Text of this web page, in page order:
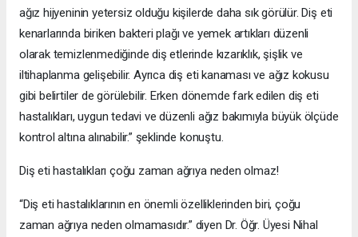
ağız hijyeninin yetersiz olduğu kişilerde daha sık görülür. Diş eti
kenarlarında biriken bakteri plağı ve yemek artıkları düzenli
olarak temizlenmediğinde diş etlerinde kızarıklık, şişlik ve
iltihaplanma gelişebilir. Ayrıca diş eti kanaması ve ağız kokusu
gibi belirtiler de görülebilir. Erken dönemde fark edilen diş eti
hastalıkları, uygun tedavi ve düzenli ağız bakımıyla büyük ölçüde
kontrol altına alınabilir.” şeklinde konuştu.
Diş eti hastalıkları çoğu zaman ağrıya neden olmaz!
“Diş eti hastalıklarının en önemli özelliklerinden biri, çoğu
zaman ağrıya neden olmamasıdır.” diyen Dr. Öğr. Üyesi Nihal